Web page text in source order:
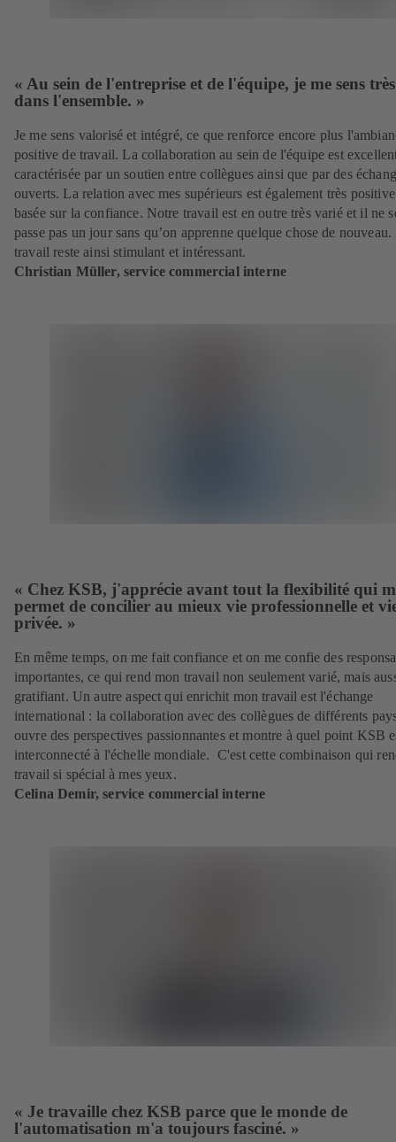
« Au sein de l'entreprise et de l'équipe, je me sens
dans l'ensemble. »
Je me sens valorisé et intégré, ce que renforce encore plus
positive de travail. La collaboration au sein de l'équipe est
caractérisée par un soutien entre collègues ainsi que par des
ouverts. La relation avec mes supérieurs est également très
basée sur la confiance. Notre travail est en outre très varié et il ne
passe pas un jour sans qu’on apprenne quelque chose de nouveau.
travail reste ainsi stimulant et intéressant.
Christian Müller, service commercial interne
« Chez KSB, j'apprécie avant tout la flexibilité qui
permet de concilier au mieux vie professionnelle et
privée. »
En même temps, on me fait confiance et on me confie des
importantes, ce qui rend mon travail non seulement varié, mais
gratifiant. Un autre aspect qui enrichit mon travail est l'échange
international : la collaboration avec des collègues de différents
ouvre des perspectives passionnantes et montre à quel point KSB
interconnecté à l'échelle mondiale. C'est cette combinaison qui
travail si spécial à mes yeux.
Celina Demir, service commercial interne
« Je travaille chez KSB parce que le monde de
l'automatisation m'a toujours fasciné. »